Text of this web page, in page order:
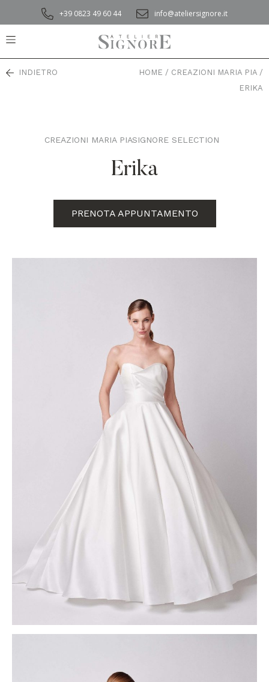
+39 0823 49 60 44 info@ateliersignore.it
INDIETRO HOME / CREAZIONI MARIA PIA/
ERIKA
CREAZIONI MARIA PIA,
SIGNORE SELECTION
Erika
PRENOTA APPUNTAMENTO